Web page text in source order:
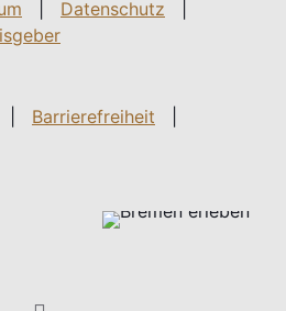
Datenschutz
Barrierefreiheit